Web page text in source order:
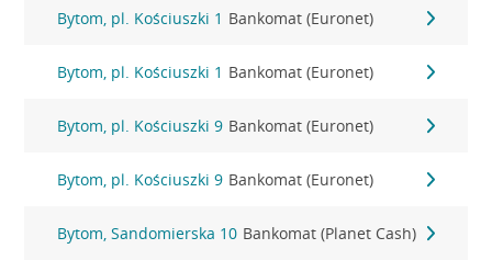
Bytom, pl. Kościuszki 1 Bankomat (Euronet)
Bytom, pl. Kościuszki 1 Bankomat (Euronet)
Bytom, pl. Kościuszki 9 Bankomat (Euronet)
Bytom, pl. Kościuszki 9 Bankomat (Euronet)
Bytom, Sandomierska 10 Bankomat (Planet Cash)